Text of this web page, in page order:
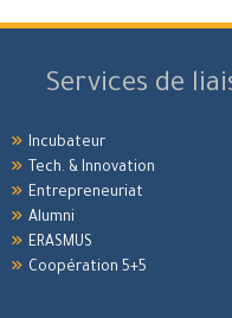
Services de
Incubateur
Tech. & Innovation
Entrepreneuriat
Alumni
ERASMUS
Coopération 5+5